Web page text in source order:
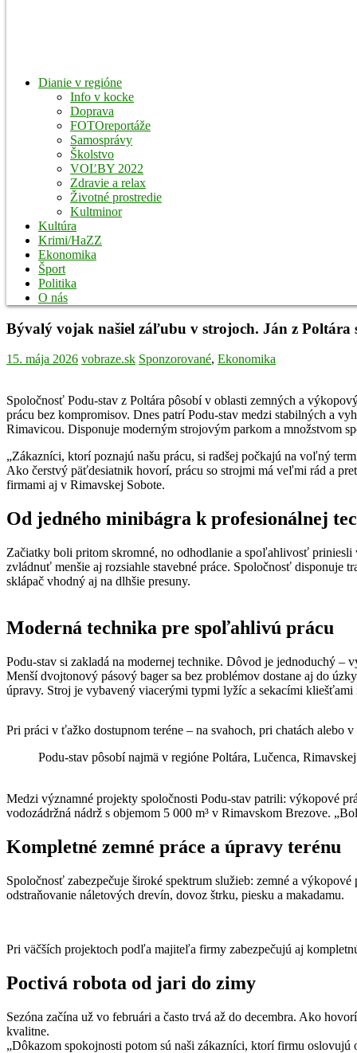
Dianie v regióne
Info v kocke
Doprava
FOTOreportáže
Samosprávy
Školstvo
VOĽBY 2022
Zdravie a relax
Životné prostredie
Kultminor
Kultúra
Krimi/HaZZ
Ekonomika
Šport
Politika
O nás
Bývalý vojak našiel záľubu v strojoch. Ján z
15. mája 2026 vobraze.sk Sponzorované, Ekonomika
Spoločnosť Podu-stav z Poltára pôsobí v oblasti zemných a
prácu bez kompromisov. Dnes patrí Podu-stav medzi stabilných a
Rimavicou. Disponuje moderným strojovým parkom a množstvom
„Zákazníci, ktorí poznajú našu prácu, si radšej počkajú na voľný
Ako čerstvý päťdesiatnik hovorí, prácu so strojmi má veľmi rád a
firmami aj v Rimavskej Sobote.
Od jedného minibágra k profesionálnej
Začiatky boli pritom skromné, no odhodlanie a spoľahlivosť
zvládnuť menšie aj rozsiahle stavebné práce. Spoločnosť
sklápač vhodný aj na dlhšie presuny.
Moderná technika pre spoľahlivú prácu
Podu-stav si zakladá na modernej technike. Dôvod je jednoduchý –
Menší dvojtonový pásový bager sa bez problémov dostane aj do
úpravy. Stroj je vybavený viacerými typmi lyžíc a sekacími kliešťami
Pri práci v ťažko dostupnom teréne – na svahoch, pri chatách alebo
Podu-stav pôsobí najmä v regióne Poltára, Lučenca,
Medzi významné projekty spoločnosti Podu-stav patrili: výkopové
vodozádržná nádrž s objemom 5 000 m³ v Rimavskom Brezove.
Kompletné zemné práce a úpravy terénu
Spoločnosť zabezpečuje široké spektrum služieb: zemné a
odstraňovanie náletových drevín, dovoz štrku, piesku a makadamu.
Pri väčších projektoch podľa majiteľa firmy zabezpečujú aj
Poctivá robota od jari do zimy
Sezóna začína už vo februári a často trvá až do decembra. Ako
kvalitne.
„Dôkazom spokojnosti potom sú naši zákazníci, ktorí firmu oslovujú